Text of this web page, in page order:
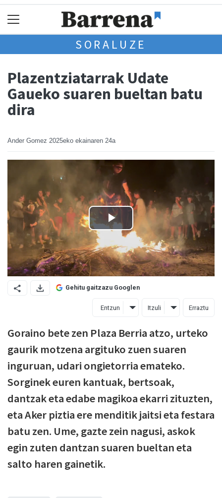
SORALUZE
Plazentziatarrak Udate
Gaueko suaren bueltan batu
dira
Ander Gomez 2025eko ekainaren 24a
Gehitu gaitzazu Googlen
Entzun Itzuli Erraztu
Goraino bete zen Plaza Berria atzo, urteko
gaurik motzena argituko zuen suaren
inguruan, udari ongietorria emateko.
Sorginek euren kantuak, bertsoak,
dantzak eta edabe magikoa ekarri zituzten,
eta Aker piztia ere menditik jaitsi eta festara
batu zen. Ume, gazte zein nagusi, askok
egin zuten dantzan suaren bueltan eta
salto haren gainetik.